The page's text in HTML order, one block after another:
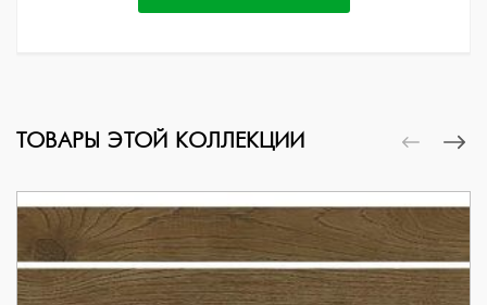
ТОВАРЫ ЭТОЙ КОЛЛЕКЦИИ